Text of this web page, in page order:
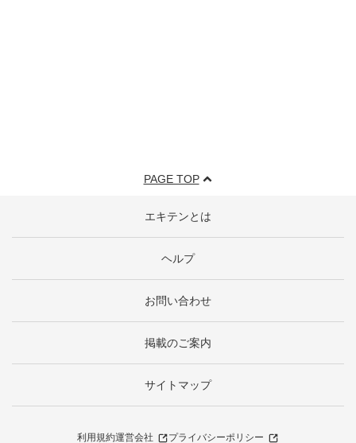
PAGE TOP
エキテンとは
ヘルプ
お問い合わせ
掲載のご案内
サイトマップ
利用規約運営会社
プライバシーポリシー